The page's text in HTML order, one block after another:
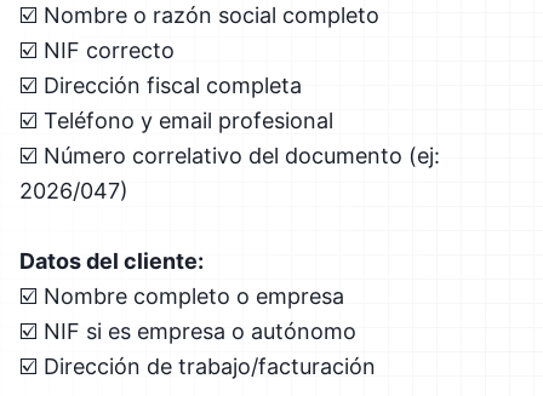
☑️ Nombre o razón social completo
☑️ NIF correcto
☑️ Dirección fiscal completa
☑️ Teléfono y email profesional
☑️ Número correlativo del documento (ej:
2026/047)
Datos del cliente:
☑️ Nombre completo o empresa
☑️ NIF si es empresa o autónomo
☑️ Dirección de trabajo/facturación